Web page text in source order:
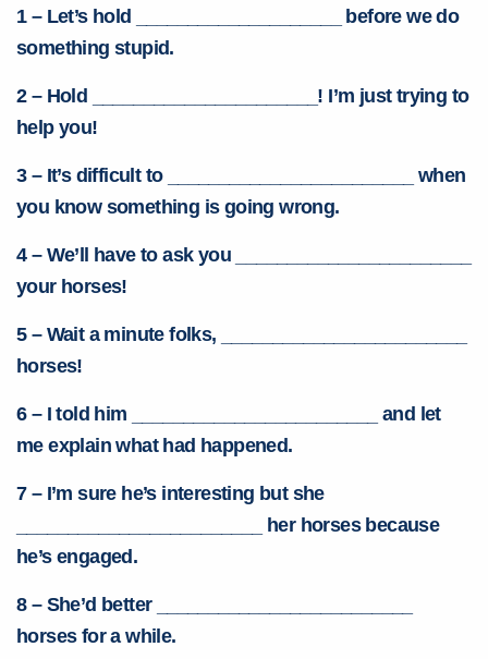
1 – Let’s hold ____________________ before we do
something stupid.
2 – Hold ______________________! I’m just trying to
help you!
3 – It’s difficult to ________________________ when
you know something is going wrong.
4 – We’ll have to ask you _______________________
your horses!
5 – Wait a minute folks, ________________________
horses!
6 – I told him ________________________ and let
me explain what had happened.
7 – I’m sure he’s interesting but she
________________________ her horses because
he’s engaged.
8 – She’d better _________________________
horses for a while.